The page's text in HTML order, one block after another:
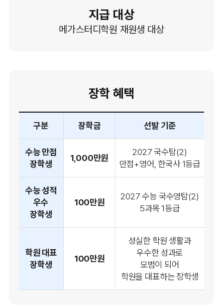
지급 대상
메가스터디학원 재원생 대상
장학 혜택
구분 장학금 선발 기준
수능 만점
장학생
1,000만원
2027 국수탐(2)
만점+영어, 한국사 1등급
수능 성적
우수
장학생
100만원
2027 수능 국수영탐(2)
5과목 1등급
학원 대표
장학생
100만원
성실한 학원 생활과
우수한 성과로
모범이 되어
학원을 대표하는 장학생